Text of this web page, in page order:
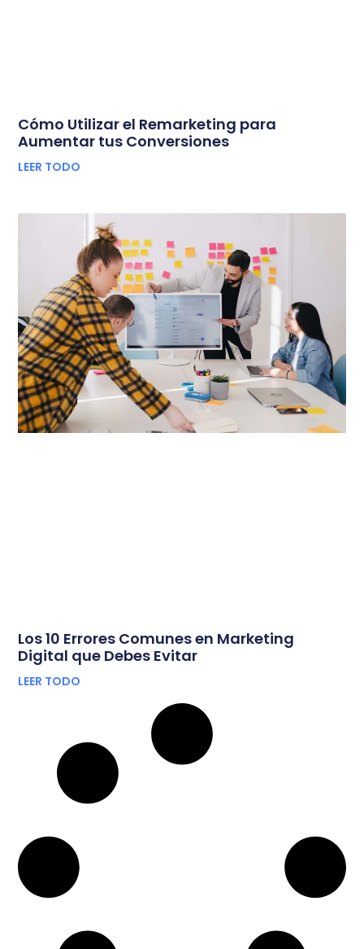
Cómo Utilizar el Remarketing para
Aumentar tus Conversiones
LEER TODO
Los 10 Errores Comunes en Marketing
Digital que Debes Evitar
LEER TODO